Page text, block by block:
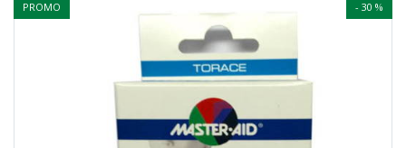
- 30 %
PROMO